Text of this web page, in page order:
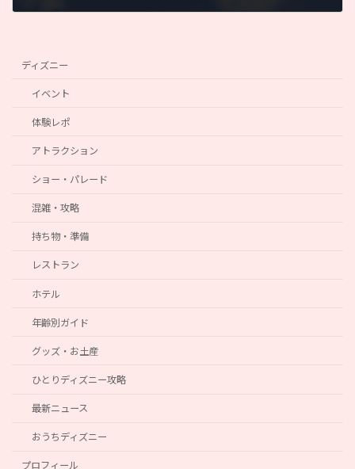
ディズニー
イベント
体験レポ
アトラクション
ショー・パレード
混雑・攻略
持ち物・準備
レストラン
ホテル
年齢別ガイド
グッズ・お土産
ひとりディズニー攻略
最新ニュース
おうちディズニー
プロフィール